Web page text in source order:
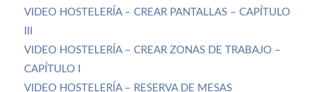
VIDEO HOSTELERÍA – CREAR PANTALLAS – CAPÍTULO
VIDEO HOSTELERÍA – CREAR ZONAS DE TRABAJO –
CAPÍTULO I
VIDEO HOSTELERÍA – RESERVA DE MESAS